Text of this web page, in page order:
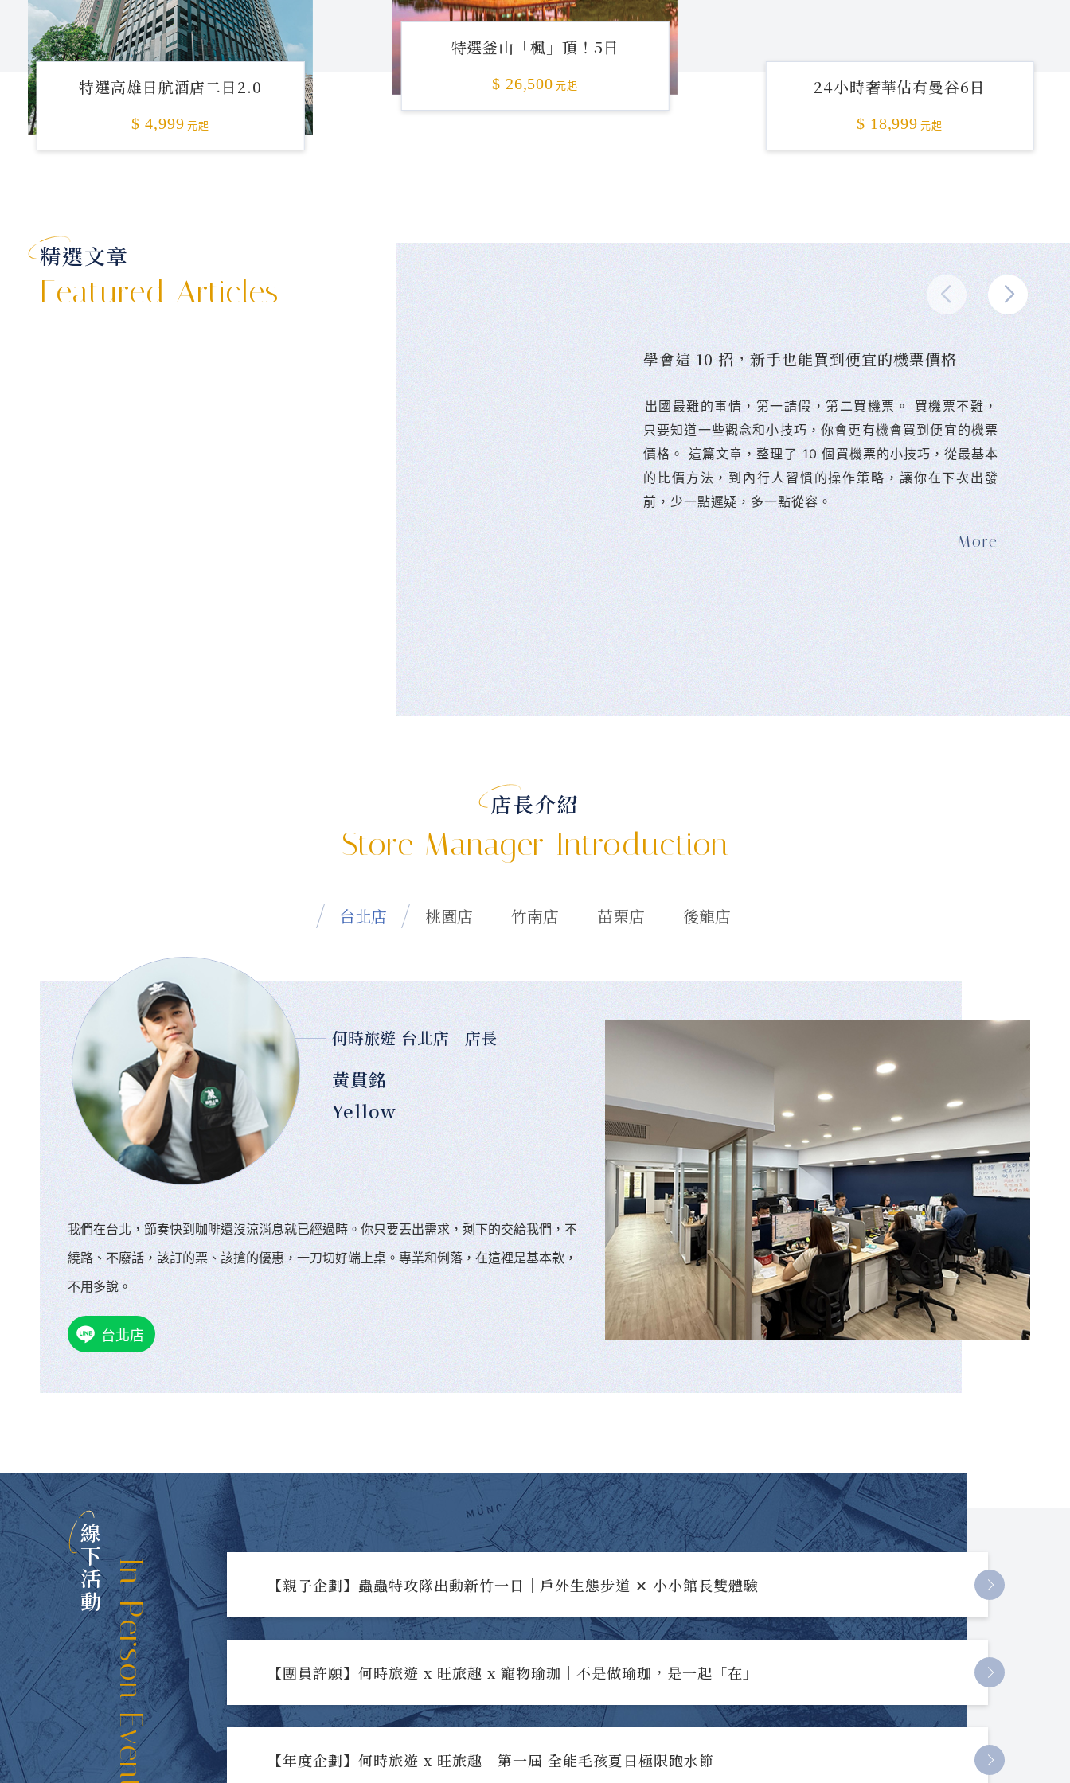
特選高雄日航酒店二日2.0
$ 4,999 元起
特選釜山「楓」頂！5日
$ 26,500 元起 24小時奢華佔有曼谷6日
$ 18,999 元起
精選文章
Featured Articles
學會這 10 招，新手也能買到便宜的機票價格
󠀠出國最難的事情，第一請假，第二買機票。 󠀠買機票不難，
只要知道一些觀念和小技巧，你會更有機會買到便宜的機票
價格。 這篇文章，整理了 10 個買機票的小技巧，從最基本
的比價方法，到內行人習慣的操作策略，讓你在下次出發
前，少一點遲疑，多一點從容。
店長介紹
Store Manager Introduction
何時旅遊-台北店 店長
黃貫銘
Yellow
我們在台北，節奏快到咖啡還沒涼消息就已經過時。你只要丟出需求，剩下的交給我們，不
繞路、不廢話，該訂的票、該搶的優惠，一刀切好端上桌。專業和俐落，在這裡是基本款，
不用多說。
台北店
線下活動In-Person Events